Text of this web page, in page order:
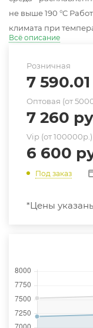
не выше 190 °C
климата при
Всё описание
Розничная
7 590.01
Оптовая (от
7 260
Vip (от 100000р.)
6 600
Под заказ
*Цены